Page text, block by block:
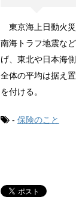
東京海上日動火災
南海トラフ地震な
げ、東北や日本海
全体の平均は据え
を付ける。
- 保険のこと